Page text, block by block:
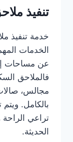
تنفيذ
خدمة تنفيذ
الخدمات
عن مساحات
فالملاحق
مجالس،
بالكامل.
تراعي الراحة
الحديثة.